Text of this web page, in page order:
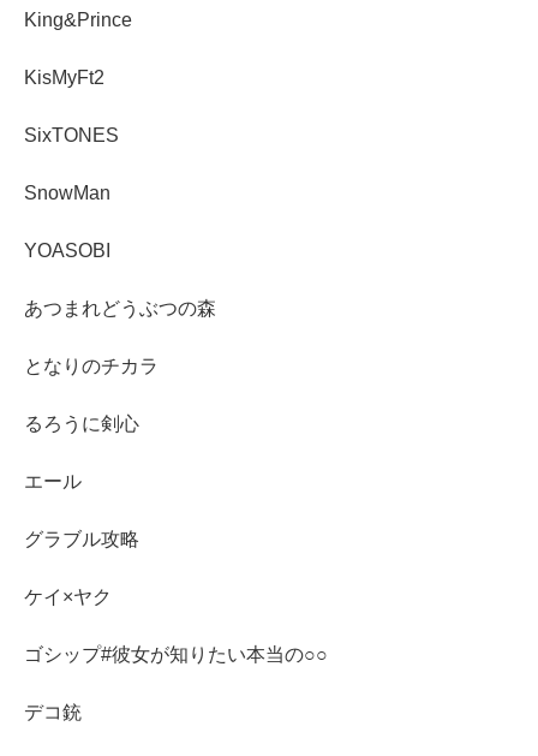
King&Prince
KisMyFt2
SixTONES
SnowMan
YOASOBI
あつまれどうぶつの森
となりのチカラ
るろうに剣心
エール
グラブル攻略
ケイ×ヤク
ゴシップ#彼女が知りたい本当の○○
デコ銃